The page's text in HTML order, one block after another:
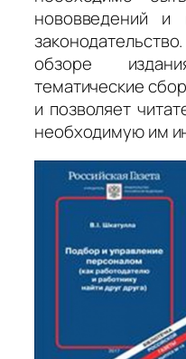
нововведений и
обзоре
тематические
и позволяет
необходимую им